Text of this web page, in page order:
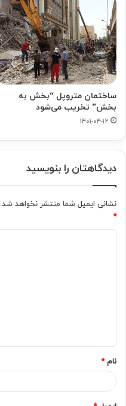
ساختمان متروپل “بخش به
بخش” تخریب می‌شود
۱۴۰۱-۰۴-۱۲
دیدگاهتان را بنویسید
نشانی ایمیل شما منتشر نخواهد شد.
*
*
نام*